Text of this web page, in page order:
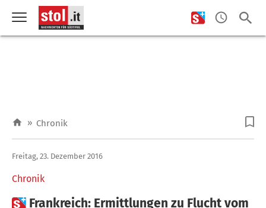
» Chronik
Chronik
Freitag, 23. Dezember 2016
 Frankreich: Ermittlungen zu Flucht vom